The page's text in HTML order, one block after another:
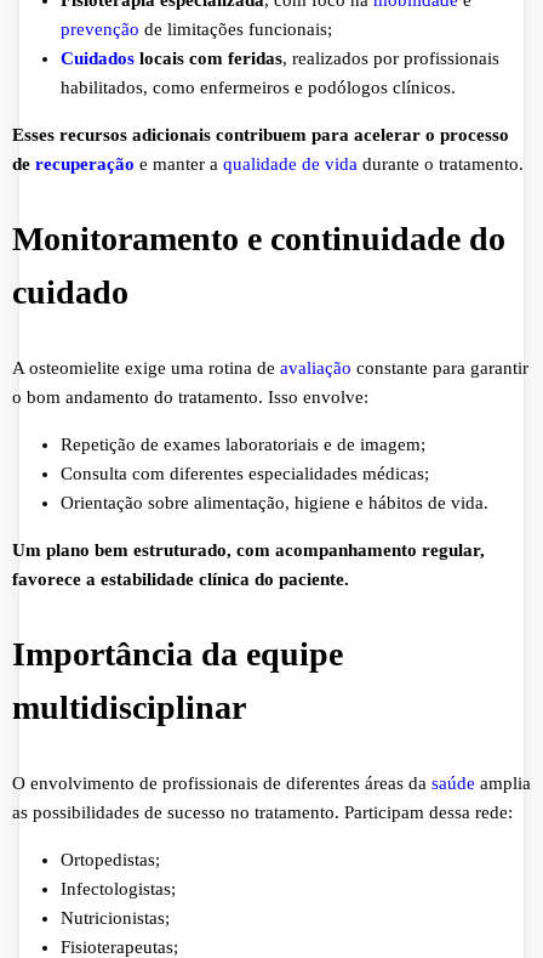
prevenção de limitações funcionais;
Cuidados locais com feridas, realizados por profissionais
habilitados, como enfermeiros e podólogos clínicos.
Esses recursos adicionais contribuem para acelerar o processo
de recuperação e manter a qualidade de vida durante o tratamento.
Monitoramento e continuidade do
cuidado
A osteomielite exige uma rotina de avaliação constante para garantir
o bom andamento do tratamento. Isso envolve:
Repetição de exames laboratoriais e de imagem;
Consulta com diferentes especialidades médicas;
Orientação sobre alimentação, higiene e hábitos de vida.
Um plano bem estruturado, com acompanhamento regular,
favorece a estabilidade clínica do paciente.
Importância da equipe
multidisciplinar
O envolvimento de profissionais de diferentes áreas da saúde amplia
as possibilidades de sucesso no tratamento. Participam dessa rede:
Ortopedistas;
Infectologistas;
Nutricionistas;
Fisioterapeutas;